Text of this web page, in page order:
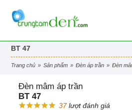
BT 47
trang chủ » sản phẩm » đèn áp trần » đèn
Đèn mâm áp trần
BT 47
37lượt đánh giá